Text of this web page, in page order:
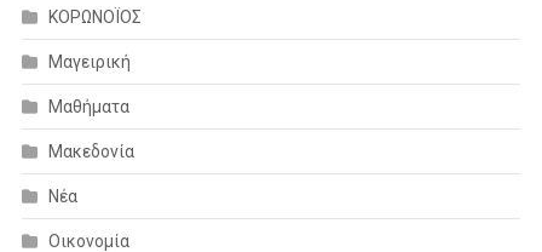
ΚΟΡΩΝΟΪΟΣ
Μαγειρική
Μαθήματα
Μακεδονία
Νέα
Οικονομία